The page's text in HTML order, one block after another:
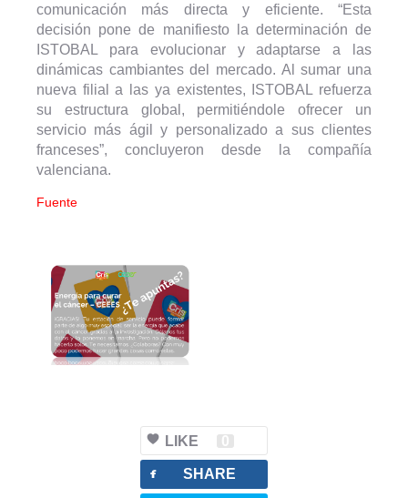
comunicación más directa y eficiente. “Esta
decisión pone de manifiesto la determinación de
ISTOBAL para evolucionar y adaptarse a las
dinámicas cambiantes del mercado. Al sumar una
nueva filial a las ya existentes, ISTOBAL refuerza
su estructura global, permitiéndole ofrecer un
servicio más ágil y personalizado a sus clientes
franceses”, concluyeron desde la compañía
valenciana.
Fuente
LIKE 0
facebook SHARE